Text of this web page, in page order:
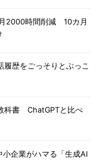
2000時間削減 10カ月
履歴をごっそりとぶっこ
科書 ChatGPTと比べ
小企業がハマる「生成AI